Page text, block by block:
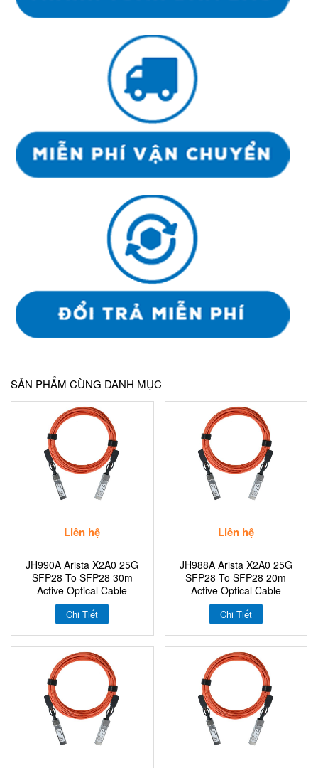
SẢN PHẨM CÙNG DANH MỤC
Liên hệ
JH990A Arista X2A0 25G
SFP28 To SFP28 30m
Active Optical Cable
Chi Tiết
Liên hệ
JH988A Arista X2A0 25G
SFP28 To SFP28 20m
Active Optical Cable
Chi Tiết